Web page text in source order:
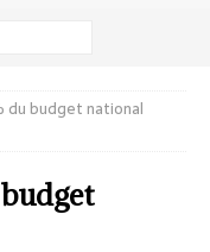
du budget national